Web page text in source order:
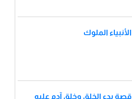
الأنبياء الملوك
قصة بدء الخلق وخلق آدم عليه